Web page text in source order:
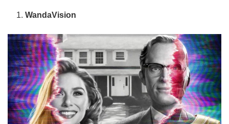
WandaVision